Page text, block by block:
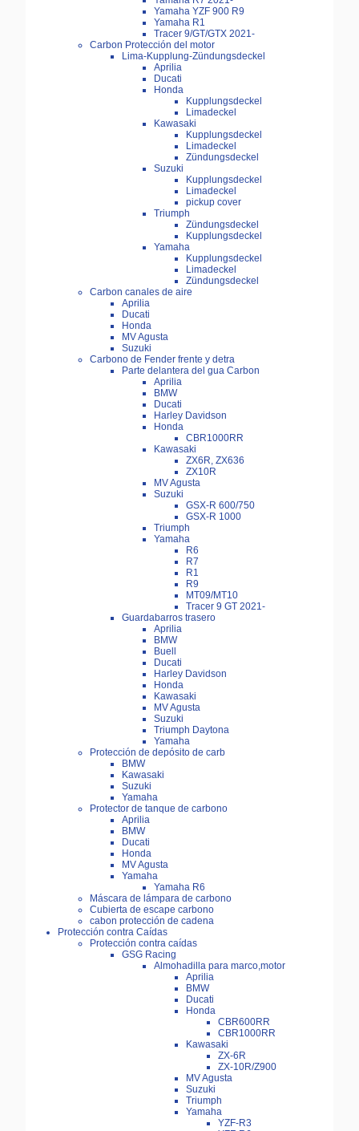
Yamaha YZF 900 R9
Yamaha R1
Tracer 9/GT/GTX 2021-
Carbon Protección del motor
Lima-Kupplung-Zündungsdeckel
Aprilia
Ducati
Honda
Kupplungsdeckel
Limadeckel
Kawasaki
Kupplungsdeckel
Limadeckel
Zündungsdeckel
Suzuki
Kupplungsdeckel
Limadeckel
pickup cover
Triumph
Zündungsdeckel
Kupplungsdeckel
Yamaha
Kupplungsdeckel
Limadeckel
Zündungsdeckel
Carbon canales de aire
Aprilia
Ducati
Honda
MV Agusta
Suzuki
Carbono de Fender frente y detra
Parte delantera del gua Carbon
Aprilia
BMW
Ducati
Harley Davidson
Honda
CBR1000RR
Kawasaki
ZX6R, ZX636
ZX10R
MV Agusta
Suzuki
GSX-R 600/750
GSX-R 1000
Triumph
Yamaha
R6
R7
R1
R9
MT09/MT10
Tracer 9 GT 2021-
Guardabarros trasero
Aprilia
BMW
Buell
Ducati
Harley Davidson
Honda
Kawasaki
MV Agusta
Suzuki
Triumph Daytona
Yamaha
Protección de depósito de carb
BMW
Kawasaki
Suzuki
Yamaha
Protector de tanque de carbono
Aprilia
BMW
Ducati
Honda
MV Agusta
Yamaha
Yamaha R6
Máscara de lámpara de carbono
Cubierta de escape carbono
cabon protección de cadena
Protección contra Caídas
Protección contra caídas
GSG Racing
Almohadilla para marco,motor
Aprilia
BMW
Ducati
Honda
CBR600RR
CBR1000RR
Kawasaki
ZX-6R
ZX-10R/Z900
MV Agusta
Suzuki
Triumph
Yamaha
YZF-R3